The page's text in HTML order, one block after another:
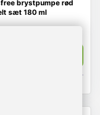
brystpumpe rød
sæt 180 ml